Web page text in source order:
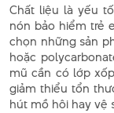
Chất liệu là yếu
nón bảo hiểm trẻ
chọn những sản
hoặc
mũ cần có lớp
giảm thiểu tổn
hút mồ hôi hay vệ